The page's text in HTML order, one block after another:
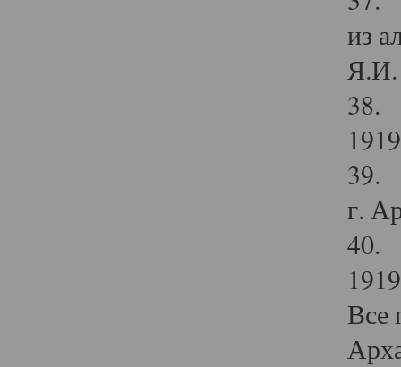
из
Я.И.
38.
39.
г.
40.
Все